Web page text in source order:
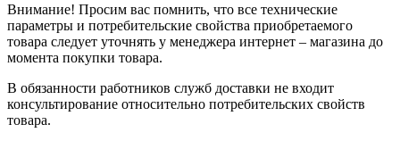
Внимание! Просим вас помнить, что все технические
параметры и потребительские свойства приобретаемого
товара следует уточнять у менеджера интернет – магазина до
момента покупки товара.
В обязанности работников служб доставки не входит
консультирование относительно потребительских свойств
товара.